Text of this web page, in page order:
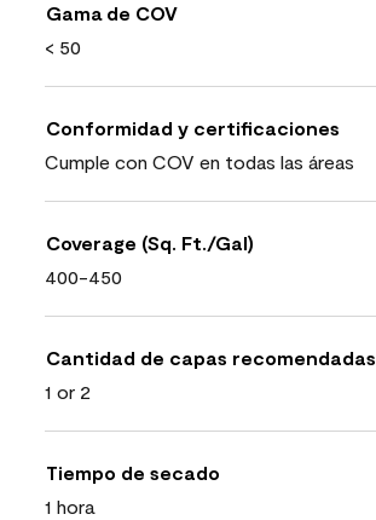
Gama de COV
< 50
Conformidad y certificaciones
Cumple con COV en todas las áreas
Coverage (Sq. Ft./Gal)
400-450
Cantidad de capas recomendadas
1 or 2
Tiempo de secado
1 hora